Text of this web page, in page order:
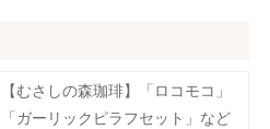
【むさしの森珈琲】「ロコモコ」
「ガーリックピラフセット」など